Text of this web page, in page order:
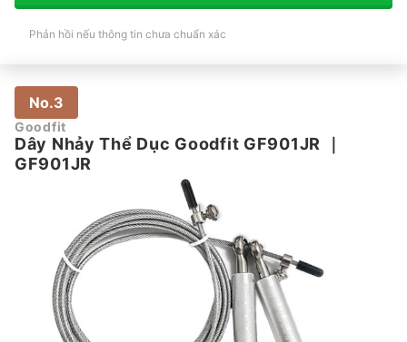
Phản hồi nếu thông tin chưa chuẩn xác
No.3
Goodfit
Dây Nhảy Thể Dục Goodfit GF901JR ｜
GF901JR